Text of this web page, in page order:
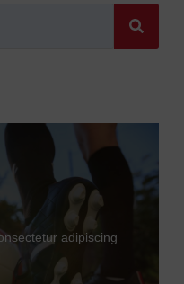
adipiscing